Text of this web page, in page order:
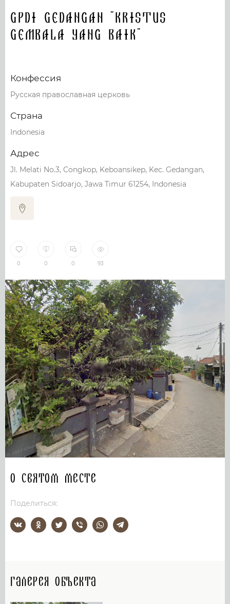
Gpdi Gedangan "Kristus
Gembala yang Baik"
Конфессия
Русская православная церковь
Страна
Indonesia
Адрес
Jl. Melati No.3, Congkop, Keboansikep, Kec. Gedangan,
Kabupaten Sidoarjo, Jawa Timur 61254, Indonesia
0 0 0 93
О святом месте
Поделиться:
Галерея объекта